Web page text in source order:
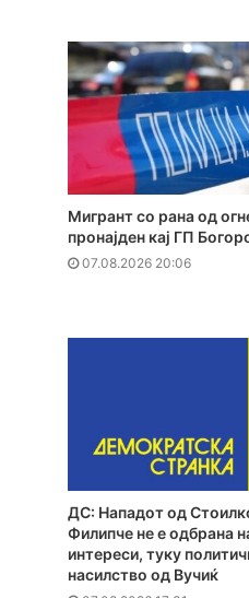
Мигрант со рана од
пронајден кај ГП
07.08.2026 20:06
ДС: Нападот од
Филипче не е одбрана
интереси, туку
насилство од Вучиќ